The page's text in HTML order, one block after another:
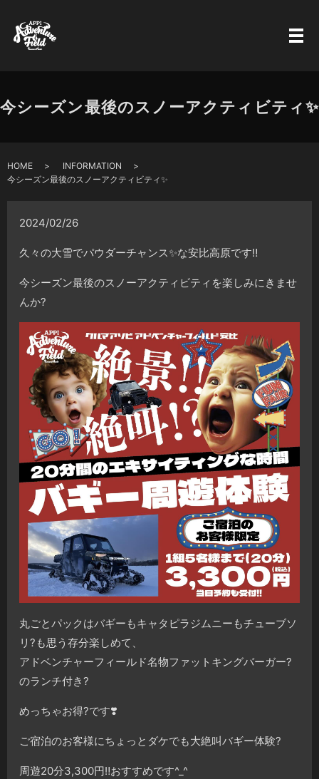
今シーズン最後のスノーアクティビティ✨
HOME
INFORMATION
今シーズン最後のスノーアクティビティ✨
2024/02/26
久々の大雪でパウダーチャンス✨な安比高原です‼️
今シーズン最後のスノーアクティビティを楽しみにきませ
んか?
丸ごとパックはバギーもキャタピラジムニーもチューブソ
リ?も思う存分楽しめて、
アドベンチャーフィールド名物ファットキングバーガー?
のランチ付き?
めっちゃお得?です❣️
ご宿泊のお客様にちょっとダケでも大絶叫バギー体験?
周遊20分3,300円‼️おすすめです^_^